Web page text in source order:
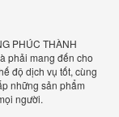
PHÚC THÀNH
phải mang đến cho
độ dịch vụ tốt, cùng
những sản phẩm
người.